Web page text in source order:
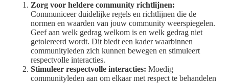
Zorg voor heldere community richtlijnen:
Communiceer duidelijke regels en richtlijnen die de
normen en waarden van jouw community weerspiegelen.
Geef aan welk gedrag welkom is en welk gedrag niet
getolereerd wordt. Dit biedt een kader waarbinnen
communityleden zich kunnen bewegen en stimuleert
respectvolle interacties.
Stimuleer respectvolle interacties: Moedig
communityleden aan om elkaar met respect te behandelen